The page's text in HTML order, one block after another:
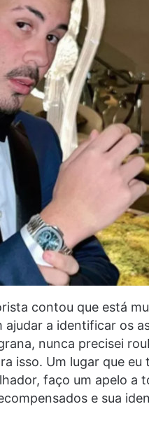
contou que está
ajudar a identificar os
nunca precisei
isso. Um lugar que
faço um apelo a
e sua